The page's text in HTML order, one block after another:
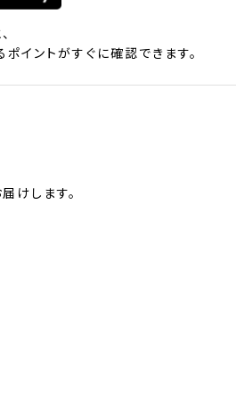
イントがすぐに確認できます。
けします。